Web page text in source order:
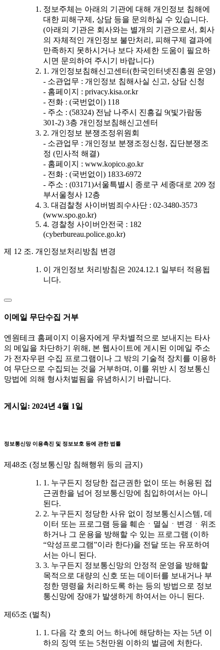
정보주체는 아래의 기관에 대해 개인정보 침해에
대한 피해구제, 상담 등을 문의하실 수 있습니다.
(아래의 기관은 회사와는 별개의 기관으로서, 회사
의 자체적인 개인정보 불만처리, 피해구제 결과에
만족하지 못하시거나 보다 자세한 도움이 필요하
시면 문의하여 주시기 바랍니다)
1. 개인정보침해신고센터(한국인터넷진흥원 운영)
- 소관업무 : 개인정보 침해사실 신고, 상담 신청
- 홈페이지 : privacy.kisa.or.kr
- 전화 : (국번없이) 118
- 주소 : (58324) 전남 나주시 진흥길 9(빛가람동
301-2) 3층 개인정보침해신고센터
2. 개인정보 분쟁조정위원회
- 소관업무 : 개인정보 분쟁조정신청, 집단분쟁조
정 (민사적 해결)
- 홈페이지 : www.kopico.go.kr
- 전화 : (국번없이) 1833-6972
- 주소 : (03171)서울특별시 종로구 세종대로 209 정
부서울청사 12층
3. 대검찰청 사이버범죄수사단 : 02-3480-3573
(www.spo.go.kr)
4. 경찰청 사이버안전국 : 182
(cyberbureau.police.go.kr)
제 12 조. 개인정보처리방침 변경
이 개인정보 처리방침은 2024.12.1 일부터 적용됩
니다.
이메일 무단수집 거부
엔원테크 홈페이지 이용자에게 무차별적으로 보내지는 타사
의 메일을 차단하기 위해, 본 웹사이트에 게시된 이메일 주소
가 전자우편 수집 프로그램이나 그 밖의 기술적 장치를 이용하
여 무단으로 수집되는 것을 거부하며, 이를 위반 시 정보통신
망법에 의해 형사처벌됨을 유념하시기 바랍니다.
게시일: 2024년 4월 1일
정보통신망 이용촉진 및 정보보호 등에 관한 법률
제48조 (정보통신망 침해행위 등의 금지)
1. 누구든지 정당한 접근권한 없이 또는 허용된 접
근권한을 넘어 정보통신망에 침입하여서는 아니
된다.
2. 누구든지 정당한 사유 없이 정보통신시스템, 데
이터 또는 프로그램 등을 훼손ㆍ멸실ㆍ변경ㆍ위조
하거나 그 운용을 방해할 수 있는 프로그램 (이하
“악성프로그램”이라 한다)을 전달 또는 유포하여
서는 아니 된다.
3. 누구든지 정보통신망의 안정적 운영을 방해할
목적으로 대량의 신호 또는 데이터를 보내거나 부
정한 명령을 처리하도록 하는 등의 방법으로 정보
통신망에 장애가 발생하게 하여서는 아니 된다.
제65조 (벌칙)
1. 다음 각 호의 어느 하나에 해당하는 자는 5년 이
하의 징역 또는 5천만원 이하의 벌금에 처한다.